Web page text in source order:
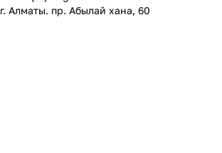
г. Алматы. пр. Абылай хана, 60